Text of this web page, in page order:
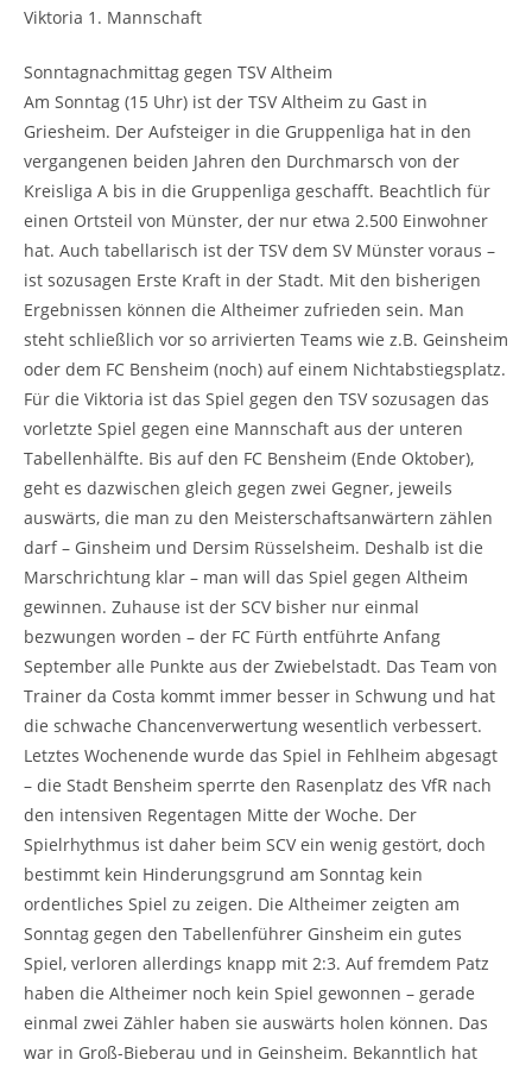
Viktoria 1. Mannschaft
Sonntagnachmittag gegen TSV Altheim
Am Sonntag (15 Uhr) ist der TSV Altheim zu Gast in
Griesheim. Der Aufsteiger in die Gruppenliga hat in den
vergangenen beiden Jahren den Durchmarsch von der
Kreisliga A bis in die Gruppenliga geschafft. Beachtlich für
einen Ortsteil von Münster, der nur etwa 2.500 Einwohner
hat. Auch tabellarisch ist der TSV dem SV Münster voraus –
ist sozusagen Erste Kraft in der Stadt. Mit den bisherigen
Ergebnissen können die Altheimer zufrieden sein. Man
steht schließlich vor so arrivierten Teams wie z.B. Geinsheim
oder dem FC Bensheim (noch) auf einem Nichtabstiegsplatz.
Für die Viktoria ist das Spiel gegen den TSV sozusagen das
vorletzte Spiel gegen eine Mannschaft aus der unteren
Tabellenhälfte. Bis auf den FC Bensheim (Ende Oktober),
geht es dazwischen gleich gegen zwei Gegner, jeweils
auswärts, die man zu den Meisterschaftsanwärtern zählen
darf – Ginsheim und Dersim Rüsselsheim. Deshalb ist die
Marschrichtung klar – man will das Spiel gegen Altheim
gewinnen. Zuhause ist der SCV bisher nur einmal
bezwungen worden – der FC Fürth entführte Anfang
September alle Punkte aus der Zwiebelstadt. Das Team von
Trainer da Costa kommt immer besser in Schwung und hat
die schwache Chancenverwertung wesentlich verbessert.
Letztes Wochenende wurde das Spiel in Fehlheim abgesagt
– die Stadt Bensheim sperrte den Rasenplatz des VfR nach
den intensiven Regentagen Mitte der Woche. Der
Spielrhythmus ist daher beim SCV ein wenig gestört, doch
bestimmt kein Hinderungsgrund am Sonntag kein
ordentliches Spiel zu zeigen. Die Altheimer zeigten am
Sonntag gegen den Tabellenführer Ginsheim ein gutes
Spiel, verloren allerdings knapp mit 2:3. Auf fremdem Patz
haben die Altheimer noch kein Spiel gewonnen – gerade
einmal zwei Zähler haben sie auswärts holen können. Das
war in Groß-Bieberau und in Geinsheim. Bekanntlich hat